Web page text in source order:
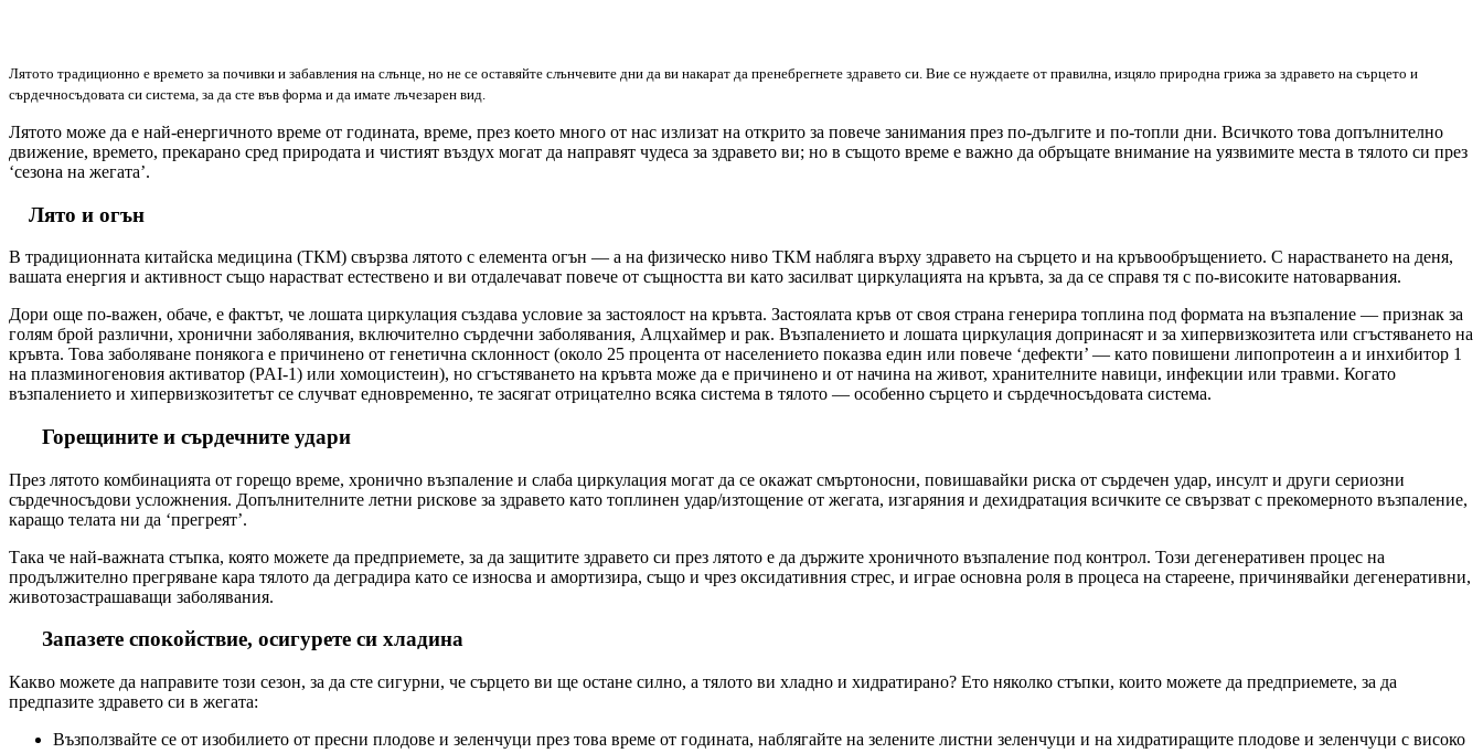
Лятото традиционно е времето за почивки и забавления на слънце, но не се оставяйте слънчевите дни да ви накарат да пренебрегнете здравето си. Вие се нуждаете от правилна, изцяло природна грижа за здравето на сърцето и
сърдечносъдовата си система, за да сте във форма и да имате лъчезарен вид.
Лятото може да е най-енергичното време от годината, време, през което много от нас излизат на открито за повече занимания през по-дългите и по-топли дни. Всичкото това допълнително
движение, времето, прекарано сред природата и чистият въздух могат да направят чудеса за здравето ви; но в същото време е важно да обръщате внимание на уязвимите места в тялото си през
‘сезона на жегата’.
Лято и огън
В традиционната китайска медицина (ТКМ) свързва лятото с елемента огън — а на физическо ниво ТКМ набляга върху здравето на сърцето и на кръвообръщението. С нарастването на деня,
вашата енергия и активност също нарастват естествено и ви отдалечават повече от същността ви като засилват циркулацията на кръвта, за да се справя тя с по-високите натоварвания.
Дори още по-важен, обаче, е фактът, че лошата циркулация създава условие за застоялост на кръвта. Застоялата кръв от своя страна генерира топлина под формата на възпаление — признак за
голям брой различни, хронични заболявания, включително сърдечни заболявания, Алцхаймер и рак. Възпалението и лошата циркулация допринасят и за хипервизкозитета или сгъстяването на
кръвта. Това заболяване понякога е причинено от генетична склонност (около 25 процента от населението показва един или повече ‘дефекти’ — като повишени липопротеин а и инхибитор 1
на плазминогеновия активатор (PAI-1) или хомоцистеин), но сгъстяването на кръвта може да е причинено и от начина на живот, хранителните навици, инфекции или травми. Когато
възпалението и хипервизкозитетът се случват едновременно, те засягат отрицателно всяка система в тялото — особенно сърцето и сърдечносъдовата система.
Горещините и сърдечните удари
През лятото комбинацията от горещо време, хронично възпаление и слаба циркулация могат да се окажат смъртоносни, повишавайки риска от сърдечен удар, инсулт и други сериозни
сърдечносъдови усложнения. Допълнителните летни рискове за здравето като топлинен удар/изтощение от жегата, изгаряния и дехидратация всичките се свързват с прекомерното възпаление,
каращо телата ни да ‘прегреят’.
Така че най-важната стъпка, която можете да предприемете, за да защитите здравето си през лятото е да държите хроничното възпаление под контрол. Този дегенеративен процес на
продължително прегряване кара тялото да деградира като се износва и амортизира, също и чрез оксидативния стрес, и играе основна роля в процеса на стареене, причинявайки дегенеративни,
животозастрашаващи заболявания.
Запазете спокойствие, осигурете си хладина
Какво можете да направите този сезон, за да сте сигурни, че сърцето ви ще остане силно, а тялото ви хладно и хидратирано? Ето няколко стъпки, които можете да предприемете, за да
предпазите здравето си в жегата:
Възползвайте се от изобилието от пресни плодове и зеленчуци през това време от годината, наблягайте на зелените листни зеленчуци и на хидратиращите плодове и зеленчуци с високо